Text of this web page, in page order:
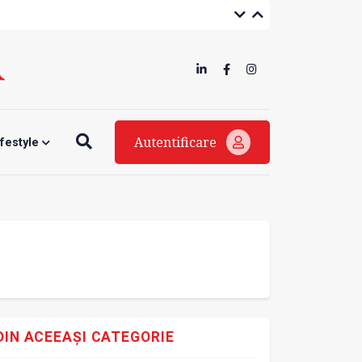
Autentificare
ACEEAȘI CATEGORIE